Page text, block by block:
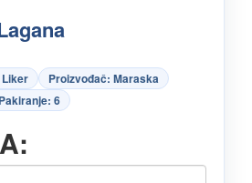
Proizvođač: Maraska
Pakiranje: 6